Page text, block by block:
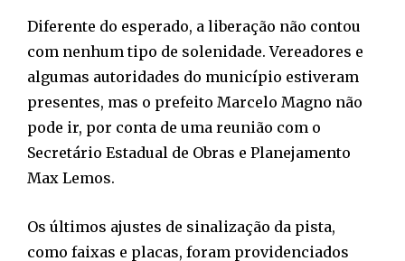
Diferente do esperado, a liberação não contou
com nenhum tipo de solenidade. Vereadores e
algumas autoridades do município estiveram
presentes, mas o prefeito Marcelo Magno não
pode ir, por conta de uma reunião com o
Secretário Estadual de Obras e Planejamento
Max Lemos.
Os últimos ajustes de sinalização da pista,
como faixas e placas, foram providenciados